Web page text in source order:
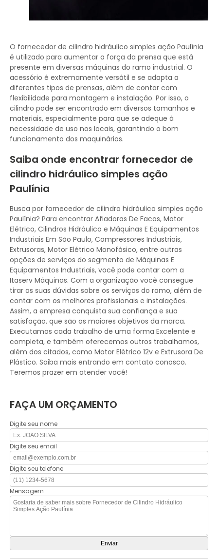
O fornecedor de cilindro hidráulico simples ação Paulínia
é utilizado para aumentar a força da prensa que está
presente em diversas máquinas do ramo industrial. O
acessório é extremamente versátil e se adapta a
diferentes tipos de prensas, além de contar com
flexibilidade para montagem e instalação. Por isso, o
cilindro pode ser encontrado em diversos tamanhos e
materiais, especialmente para que se adeque à
necessidade de uso nos locais, garantindo o bom
funcionamento dos maquinários.
Saiba onde encontrar fornecedor de
cilindro hidráulico simples ação
Paulínia
Busca por fornecedor de cilindro hidráulico simples ação
Paulínia? Para encontrar Afiadoras De Facas, Motor
Elétrico, Cilindros Hidráulico e Máquinas E Equipamentos
Industriais Em São Paulo, Compressores Industriais,
Extrusoras, Motor Elétrico Monofásico, entre outras
opções de serviços do segmento de Máquinas E
Equipamentos Industriais, você pode contar com a
Itaserv Máquinas. Com a organização você consegue
tirar as suas dúvidas sobre os serviços do ramo, além de
contar com os melhores profissionais e instalações.
Assim, a empresa conquista sua confiança e sua
satisfação, que são os maiores objetivos da marca.
Executamos cada trabalho de uma forma Excelente e
completa, e também oferecemos outros trabalhamos,
além dos citados, como Motor Elétrico 12v e Extrusora De
Plástico. Saiba mais entrando em contato conosco.
Teremos prazer em atender você!
FAÇA UM ORÇAMENTO
Digite seu nome
Digite seu email
Digite seu telefone
Mensagem